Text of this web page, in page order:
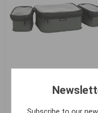
Access Pouch Set